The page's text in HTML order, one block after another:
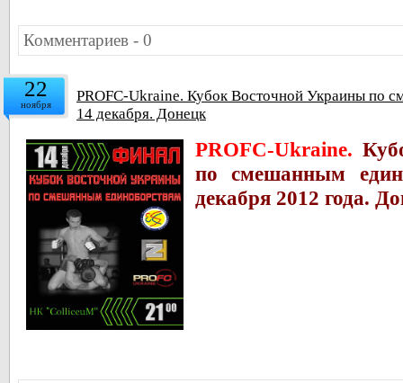
Комментариев - 0
22
ноября
PROFC-Ukraine. Кубок Восточной Украины по
14 декабря. Донецк
PROFC-Ukraine.
по смешанным
декабря 2012 года.